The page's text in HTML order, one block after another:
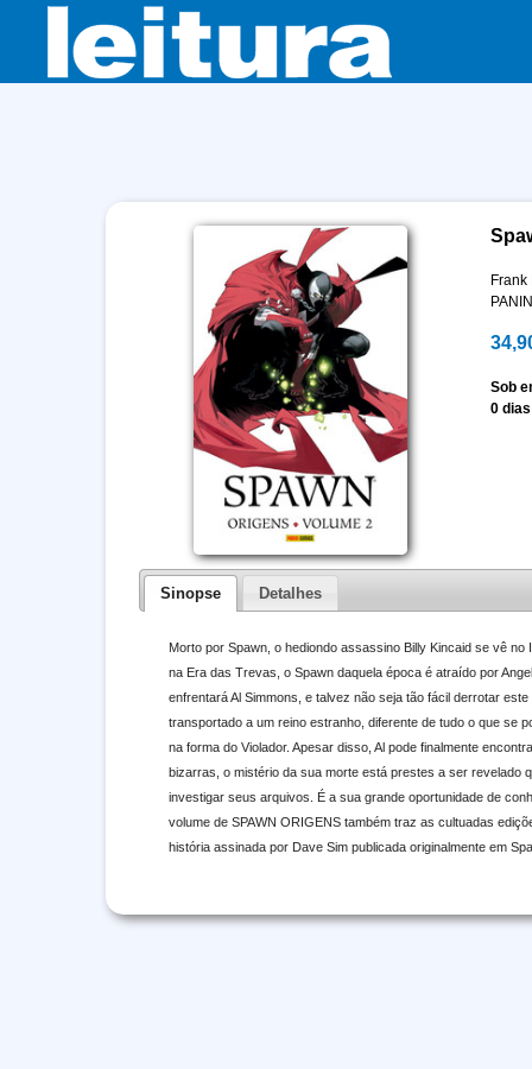
Frank
Sob
0 dias
Sinopse Detalhes
Morto por Spawn, o hediondo assassino Billy Kincaid se vê
na Era das Trevas, o Spawn daquela época é atraído por
enfrentará Al Simmons, e talvez não seja tão fácil derrotar
transportado a um reino estranho, diferente de tudo o que se
na forma do Violador. Apesar disso, Al pode finalmente
bizarras, o mistério da sua morte está prestes a ser revelado
investigar seus arquivos. É a sua grande oportunidade de
volume de SPAWN ORIGENS também traz as cultuadas
história assinada por Dave Sim publicada originalmente em